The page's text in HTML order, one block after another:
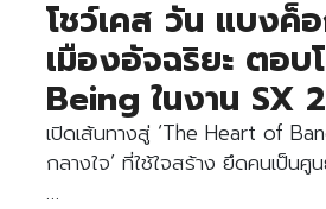
โชว์เคส วัน แบง
เมืองอัจฉริยะ ตอบ
Being ในงาน SX
เปิดเส้นทางสู่ ‘The Heart of
กลางใจ’ ที่ใช้ใจสร้าง ยึดคนเป็น
…